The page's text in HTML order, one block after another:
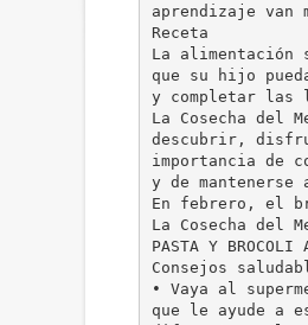
aprendizaje van
Receta
La alimentación
que su hijo
y completar las
La Cosecha del
descubrir,
importancia de
y de
En febrero, el
La Cosecha del
PASTA Y
Consejos
• Vaya al
que le ayude a